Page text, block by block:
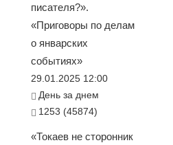
писателя?».
«Приговоры по делам
о январских
событиях»
29.01.2025 12:00
День за днем
1253 (45874)
«Токаев не сторонник